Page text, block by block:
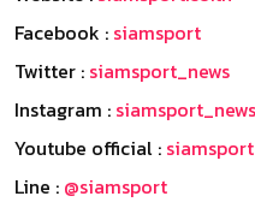
Facebook : siamsport
Twitter : siamsport_news
Instagram : siamsport_news
Youtube official : siamsport
Line : @siamsport